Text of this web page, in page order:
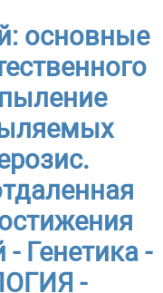
основные
Генетика -
-